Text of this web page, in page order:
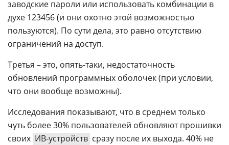
заводские пароли или использовать комбинации в
духе 123456 (и они охотно этой возможностью
пользуются). По сути дела, это равно отсутствию
ограничений на доступ.
Третья – это, опять-таки, недостаточность
обновлений программных оболочек (при условии,
что они вообще возможны).
Исследования показывают, что в среднем только
чуть более 30% пользователей обновляют прошивки
своих ИВ-устройств сразу после их выхода. 40% не